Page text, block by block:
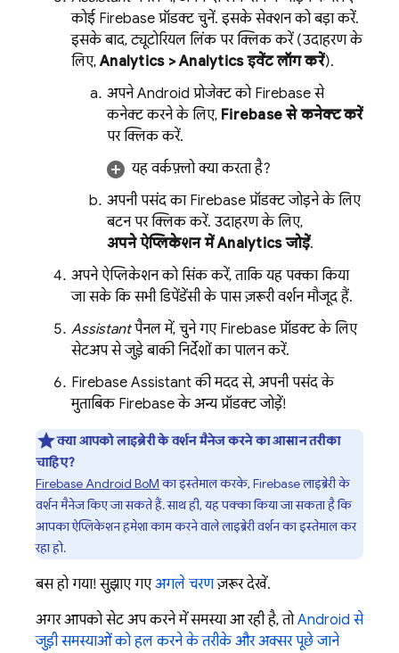
कोई Firebase प्रॉडक्ट चुनें. इसके सेक्शन को बड़ा करें.
इसके बाद, ट्यूटोरियल लिंक पर क्लिक करें (उदाहरण के
लिए,Analytics> Analytics इवेंट लॉग करें).
अपने Android प्रोजेक्ट को Firebase से
कनेक्ट करने के लिए, Firebase से कनेक्ट करें
पर क्लिक करें.
यह वर्कफ़्लो क्या करता है?
अपनी पसंद का Firebase प्रॉडक्ट जोड़ने के लिए
बटन पर क्लिक करें. उदाहरण के लिए,
अपने ऐप्लिकेशन मेंAnalyticsजोड़ें.
अपने ऐप्लिकेशन को सिंक करें, ताकि यह पक्का किया
जा सके कि सभी डिपेंडेंसी के पास ज़रूरी वर्शन मौजूद हैं.
Assistantपैनल में, चुने गए Firebase प्रॉडक्ट के लिए
सेटअप से जुड़े बाकी निर्देशों का पालन करें.
Firebase Assistant की मदद से, अपनी पसंद के
मुताबिक Firebase के अन्य प्रॉडक्ट जोड़ें!
क्या आपको लाइब्रेरी के वर्शन मैनेज करने का आसान तरीका
चाहिए?
Firebase Android BoMका इस्तेमाल करके, Firebase लाइब्रेरी के
वर्शन मैनेज किए जा सकते हैं. साथ ही, यह पक्का किया जा सकता है कि
आपका ऐप्लिकेशन हमेशा काम करने वाले लाइब्रेरी वर्शन का इस्तेमाल कर
रहा हो.
बस हो गया! सुझाए गएअगले चरणज़रूर देखें.
अगर आपको सेट अप करने में समस्या आ रही है, तोAndroid से
जुड़ी समस्याओं को हल करने के तरीके और अक्सर पूछे जाने